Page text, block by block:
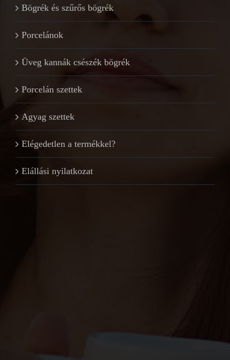
Bögrék és szűrős bögrék
Porcelánok
Üveg kannák csészék bögrék
Porcelán szettek
Agyag szettek
Elégedetlen a termékkel?
Elállási nyilatkozat